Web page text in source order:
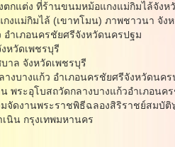
แต่ง ที่ร้านขนมหม้อแกงแม่กิมไล้จังห
ม่กิมไล้ (เขาทโมน) ภาพชาวนา จังห
เภอนครชัยศรีจังหวัดนครปฐม
วัดเพชรบุรี
ล จังหวัดเพชรบุรี
างแก้ว อําเภอนครชัยศรีจังหวัดนคร
อุโบสถวัดกลางบางแก้วอําเภอนคร
งานพระราชพิธีฉลองสิริราชย์สมบัติ
นิน กรุงเทพมหานคร